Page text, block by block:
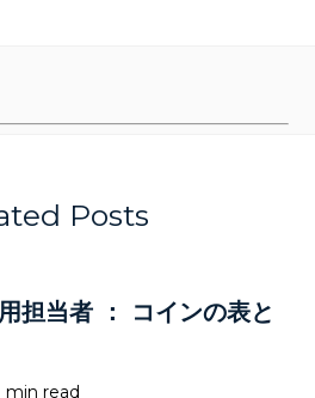
Posts
担当者 ： コインの表と
min read